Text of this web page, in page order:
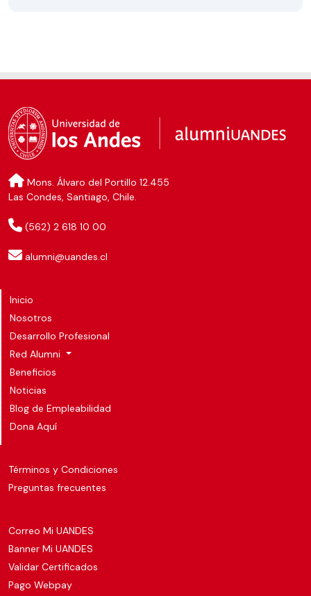
Mons. Álvaro del Portillo 12.455
Las Condes, Santiago, Chile.
(562) 2 618 10 00
alumni@uandes.cl
Inicio
Nosotros
Desarrollo Profesional
Red Alumni
Beneficios
Noticias
Blog de Empleabilidad
Dona Aquí
Términos y Condiciones
Preguntas frecuentes
Correo Mi UANDES
Banner Mi UANDES
Validar Certificados
Pago Webpay